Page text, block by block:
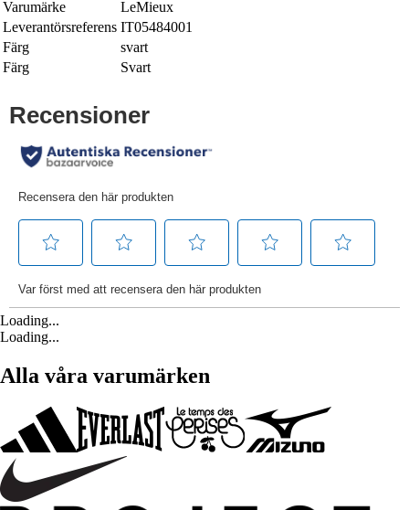
Varumärke
LeMieux
Leverantörsreferens IT05484001
Färg
svart
Färg
Svart
Loading...
Loading...
Alla våra varumärken